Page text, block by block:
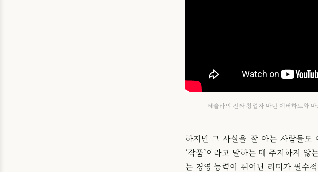
테슬라의 진짜 창업자 마틴 에버하드와
하지만 그 사실을 잘 아는 사람들도
‘작품’이라고 말하는 데 주저하지 않
는 경영 능력이 뛰어난 리더가 필수